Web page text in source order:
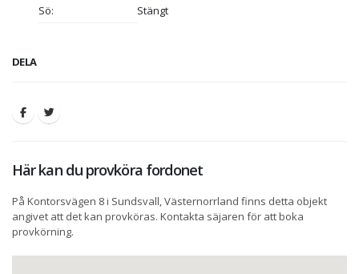
Sö:
Stängt
DELA
Här kan du provköra fordonet
På Kontorsvägen 8 i Sundsvall, Västernorrland finns detta objekt
angivet att det kan provköras. Kontakta säjaren för att boka
provkörning.